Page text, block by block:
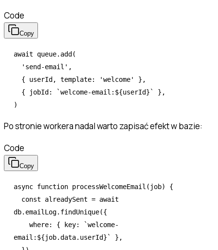
Code
Copy
await queue.add (
  'send-email'
,
  { userId
, template: 'welcome' } ,
  { jobId
: `welcome-email: ${userId} ` } ,
)
Po stronie workera nadal warto zapisać efekt w bazie:
Code
Copy
async function processWelcomeEmail (job) {
  const
alreadySent = await
db. emailLog.findUnique({
    where
: { key:
`welcome-
email: ${job.data.userId} ` } ,